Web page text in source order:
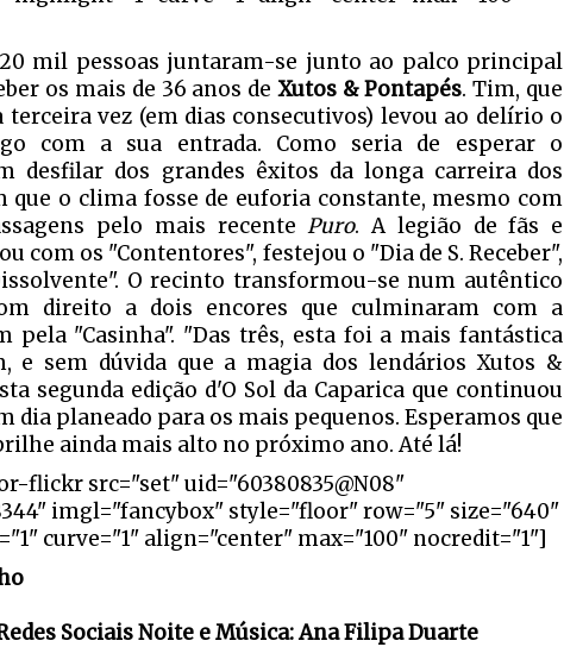
mil pessoas juntaram-se junto ao palco principal
os mais de 36 anos de Xutos & Pontapés. Tim, que
terceira vez (em dias consecutivos) levou ao delírio o
com a sua entrada. Como seria de esperar o
desfilar dos grandes êxitos da longa carreira dos
que o clima fosse de euforia constante, mesmo com
pelo mais recentePuro. A legião de fãs e
com os "Contentores", festejou o "Dia de S. Receber",
O recinto transformou-se num autêntico
direito a dois encores que culminaram com a
pela "Casinha". "Das três, esta foi a mais fantástica
e sem dúvida que a magia dos lendários Xutos &
segunda edição d'O Sol da Caparica que continuou
dia planeado para os mais pequenos. Esperamos que
ainda mais alto no próximo ano. Até lá!
flickr src="set" uid="60380835@N08"
imgl="fancybox" style="floor" row="5" size="640"
curve="1" align="center" max="100" nocredit="1"]
Sociais Noite e Música: Ana Filipa Duarte